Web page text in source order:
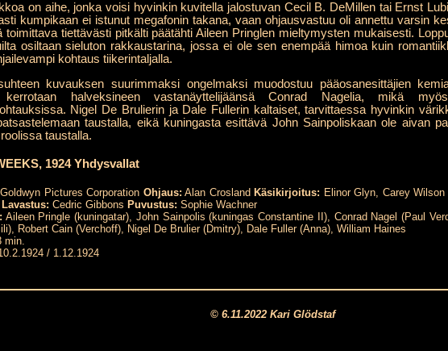
on aihe, jonka voisi hyvinkin kuvitella jalostuvan Cecil B. DeMillen tai Ernst
kumpikaan ei istunut megafonin takana, vaan ohjausvastuu oli annettu varsin
toimittava tiettävästi pitkälti päätähti Aileen Pringlen mieltymysten mukaisesti.
osiltaan sieluton rakkaustarina, jossa ei ole sen enempää himoa kuin
kohtaus tiikerintaljalla.
kuvauksen suurimmaksi ongelmaksi muodostuu pääosanesittäjien
kerrotaan halveksineen vastanäyttelijäänsä Conrad Nagelia, mikä
Nigel De Brulierin ja Dale Fullerin kaltaiset, tarvittaessa hyvinkin
taustalla, eikä kuningasta esittävä John Sainpoliskaan ole aivan
taustalla.
1924 Yhdysvallat
Goldwyn Pictures Corporation Ohjaus: Alan Crosland Käsikirjoitus: Elinor Glyn, Carey
Lavastus: Cedric Gibbons Puvustus: Sophie Wachner
Aileen Pringle (kuningatar), John Sainpolis (kuningas Constantine II), Conrad Nagel (Paul
Robert Cain (Verchoff), Nigel De Brulier (Dmitry), Dale Fuller (Anna), William Haines
min.
/ 1.12.1924
© 6.11.2022 Kari Glödstaf